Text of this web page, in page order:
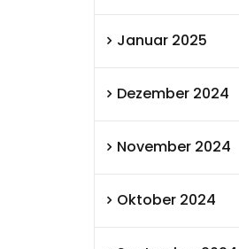
Januar 2025
Dezember 2024
November 2024
Oktober 2024